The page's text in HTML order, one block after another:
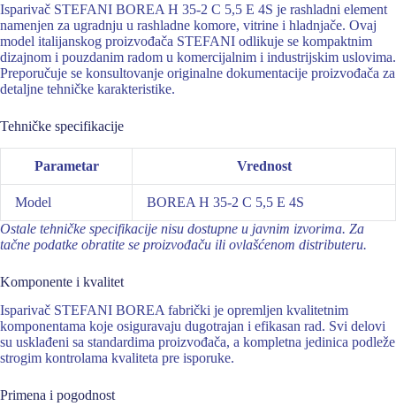
Isparivač STEFANI BOREA H 35-2 C 5,5 E 4S je rashladni element
namenjen za ugradnju u rashladne komore, vitrine i hladnjače. Ovaj
model italijanskog proizvođača STEFANI odlikuje se kompaktnim
dizajnom i pouzdanim radom u komercijalnim i industrijskim uslovima.
Preporučuje se konsultovanje originalne dokumentacije proizvođača za
detaljne tehničke karakteristike.
Tehničke specifikacije
Parametar Vrednost
Model
BOREA H 35-2 C 5,5 E 4S
Ostale tehničke specifikacije nisu dostupne u javnim izvorima. Za
tačne podatke obratite se proizvođaču ili ovlašćenom distributeru.
Komponente i kvalitet
Isparivač STEFANI BOREA fabrički je opremljen kvalitetnim
komponentama koje osiguravaju dugotrajan i efikasan rad. Svi delovi
su usklađeni sa standardima proizvođača, a kompletna jedinica podleže
strogim kontrolama kvaliteta pre isporuke.
Primena i pogodnost